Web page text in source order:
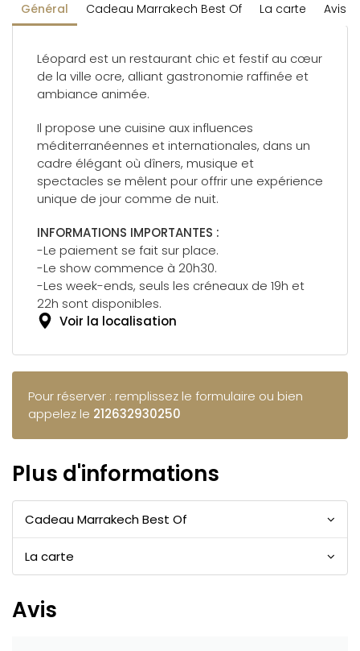
Général Cadeau Marrakech Best Of La carte Avis
Léopard est un restaurant chic et festif au cœur
de la ville ocre, alliant gastronomie raffinée et
ambiance animée.
Il propose une cuisine aux influences
méditerranéennes et internationales, dans un
cadre élégant où dîners, musique et
spectacles se mêlent pour offrir une expérience
unique de jour comme de nuit.
INFORMATIONS IMPORTANTES :
-Le paiement se fait sur place.
-Le show commence à 20h30.
-Les week-ends, seuls les créneaux de 19h et
22h sont disponibles.
Voir la localisation
Pour réserver : remplissez le formulaire ou bien
appelez le 212632930250
Plus d'informations
Cadeau Marrakech Best Of
La carte
Avis